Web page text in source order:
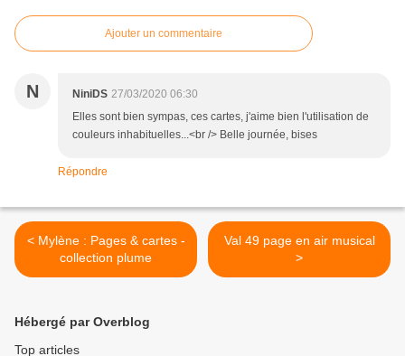
Ajouter un commentaire
N NiniDS 27/03/2020 06:30
Elles sont bien sympas, ces cartes, j'aime bien l'utilisation de
couleurs inhabituelles...<br /> Belle journée, bises
Répondre
< Mylène : Pages & cartes -
collection plume
Val 49 page en air musical
>
Hébergé par Overblog
Top articles